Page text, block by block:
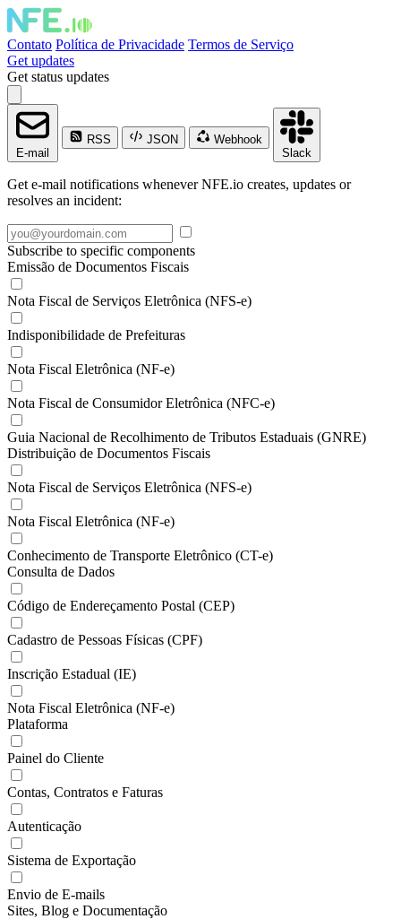
Contato Política de Privacidade Termos de Serviço
Get updates
Get status updates
E-mail
RSS JSON
Webhook
Slack
Get e-mail notifications whenever NFE.io creates, updates or
resolves an incident:
Subscribe to specific components
Emissão de Documentos Fiscais
Nota Fiscal de Serviços Eletrônica (NFS-e)
Indisponibilidade de Prefeituras
Nota Fiscal Eletrônica (NF-e)
Nota Fiscal de Consumidor Eletrônica (NFC-e)
Guia Nacional de Recolhimento de Tributos Estaduais (GNRE)
Distribuição de Documentos Fiscais
Nota Fiscal de Serviços Eletrônica (NFS-e)
Nota Fiscal Eletrônica (NF-e)
Conhecimento de Transporte Eletrônico (CT-e)
Consulta de Dados
Código de Endereçamento Postal (CEP)
Cadastro de Pessoas Físicas (CPF)
Inscrição Estadual (IE)
Nota Fiscal Eletrônica (NF-e)
Plataforma
Painel do Cliente
Contas, Contratos e Faturas
Autenticação
Sistema de Exportação
Envio de E-mails
Sites, Blog e Documentação